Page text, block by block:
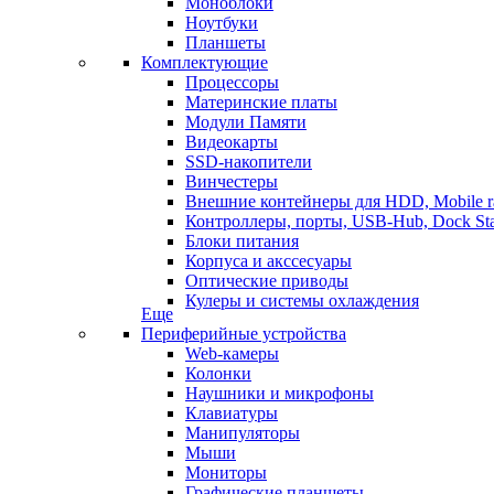
Ноутбуки
Планшеты
Комплектующие
Процессоры
Материнские платы
Модули Памяти
Видеокарты
SSD-накопители
Винчестеры
Внешние контейнеры для HDD, Mobile
Контроллеры, порты, USB-Hub, Dock
Блоки питания
Корпуса и акссесуары
Оптические приводы
Кулеры и системы охлаждения
Еще
Периферийные устройства
Web-камеры
Колонки
Наушники и микрофоны
Клавиатуры
Манипуляторы
Мыши
Мониторы